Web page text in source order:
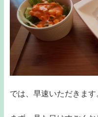
では、早速いただきます